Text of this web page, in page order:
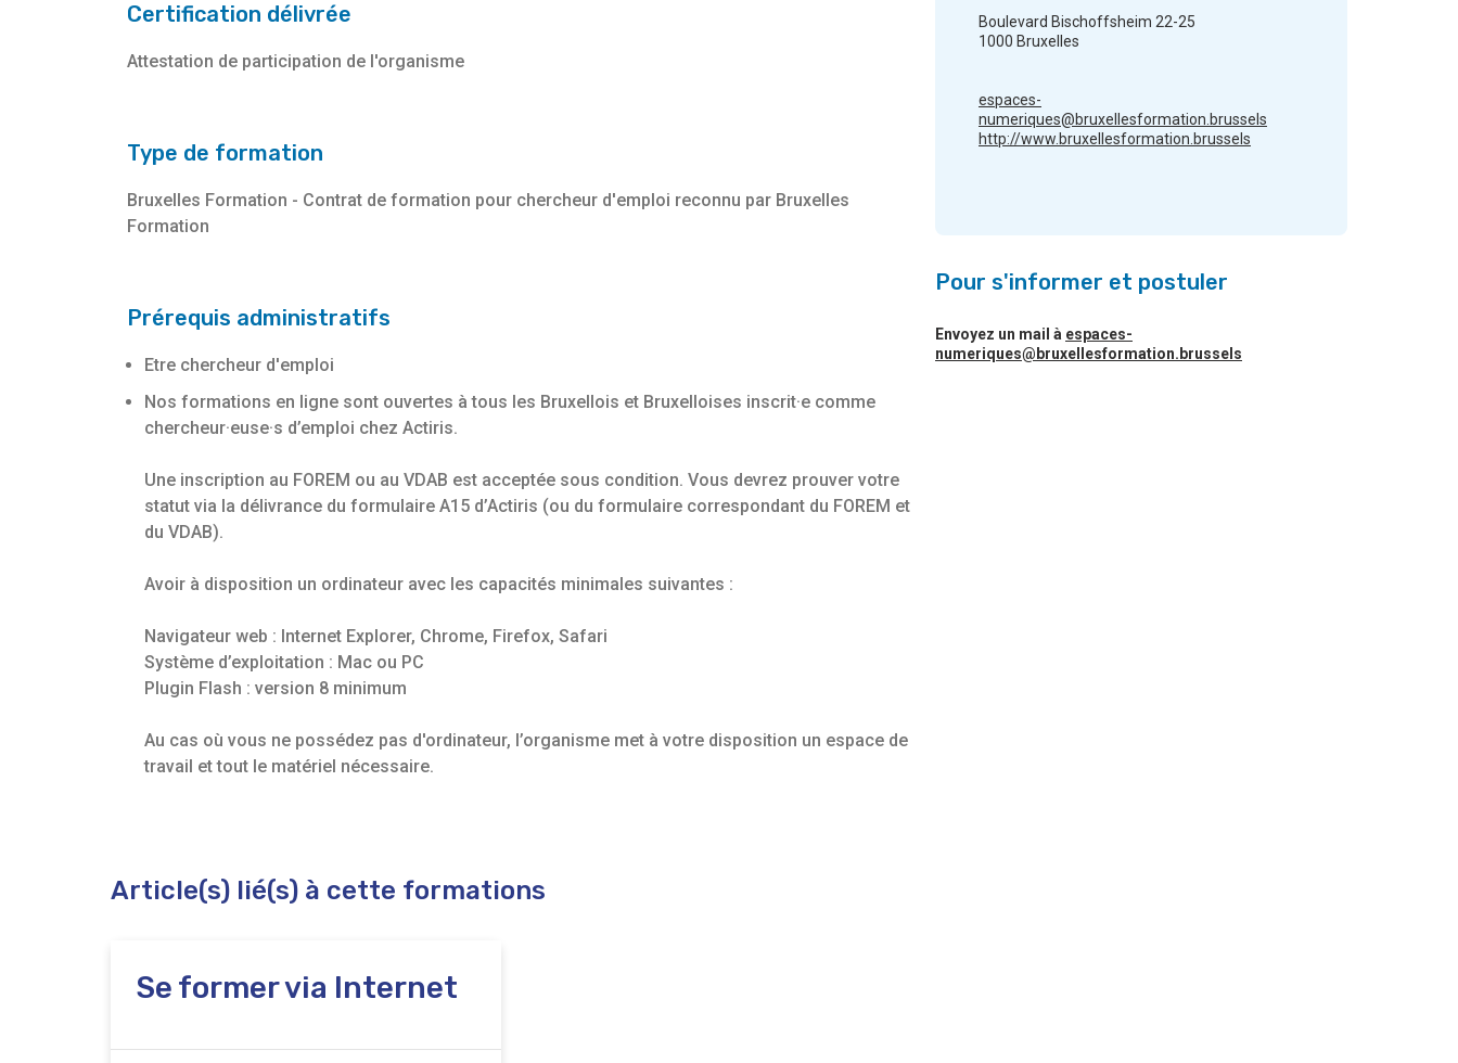
Certification délivrée
Attestation de participation de l'organisme
Type de formation
Bruxelles Formation - Contrat de formation pour chercheur d'emploi reconnu par Bruxelles
Formation
Prérequis administratifs
Etre chercheur d'emploi
Nos formations en ligne sont ouvertes à tous les Bruxellois et Bruxelloises inscrit·e comme
chercheur·euse·s d’emploi chez Actiris.
Une inscription au FOREM ou au VDAB est acceptée sous condition. Vous devrez prouver votre
statut via la délivrance du formulaire A15 d’Actiris (ou du formulaire correspondant du FOREM et
du VDAB).
Avoir à disposition un ordinateur avec les capacités minimales suivantes :
Navigateur web : Internet Explorer, Chrome, Firefox, Safari
Système d’exploitation : Mac ou PC
Plugin Flash : version 8 minimum
Au cas où vous ne possédez pas d'ordinateur, l’organisme met à votre disposition un espace de
travail et tout le matériel nécessaire.
Boulevard Bischoffsheim 22-25
1000 Bruxelles
espaces-
numeriques@bruxellesformation.brussels
http://www.bruxellesformation.brussels
Pour s'informer et postuler
Envoyez un mail à espaces-
numeriques@bruxellesformation.brussels
Article(s) lié(s) à cette formations
Se former via Internet